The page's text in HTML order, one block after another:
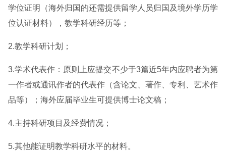
学位证明（海外归国的还需提供留学人员归国及境外学历学
位认证材料），教学科研经历等；
2.教学科研计划；
3.学术代表作：原则上应提交不少于3篇近5年内应聘者为第
一作者或通讯作者的代表作（含论文、著作、专利、艺术作
品等）；海外应届毕业生可提供博士论文稿；
4.主持科研项目及经费情况；
5.其他能证明教学科研水平的材料。